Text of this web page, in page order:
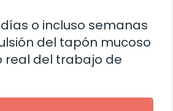
o incluso semanas
del tapón mucoso
real del trabajo de